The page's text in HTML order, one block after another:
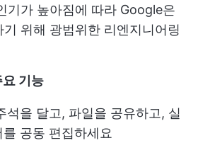
기가 높아짐에 따라 Google은
위해 광범위한 리엔지니어링
기능
석을 달고, 파일을 공유하고, 실
공동 편집하세요